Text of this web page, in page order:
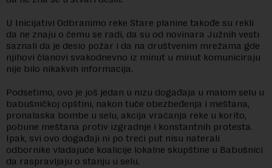
U Inicijativi Odbranimo reke Stare planine takođe su rekli
da ne znaju o čemu se radi, da su od novinara Južnih vesti
saznali da je desio požar i da na društvenim mrežama gde
njihovi članovi svakodnevno iz minut u minut komuniciraju
nije bilo nikakvih informacija.
Podsetimo, ovo je još jedan u nizu događaja u malom selu u
babušničkoj opštini, nakon tuče obezbeđenja i meštana,
pronalaska bombe u selu, akcija vraćanja reke u korito,
pobune meštana protiv izgradnje i konstantnih protesta.
Ipak, svi ovo događaji ni po treći put nisu naterali
odbornike vladajuće koalicije lokalne skupštine u Babušnici
da raspravljaju o stanju u selu.